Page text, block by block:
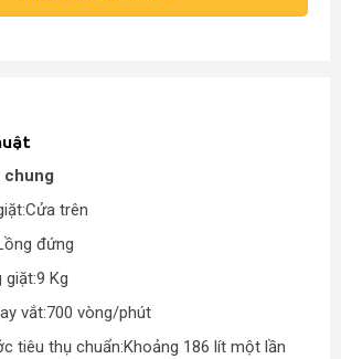
chung
trên
đứng
giặt:9 Kg
vắt:700 vòng/phút
tiêu thụ chuẩn:Khoảng 186 lít một lần